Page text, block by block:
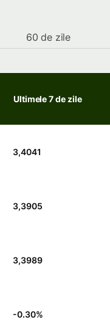
60 de zile
Ultimele 7 de zile
3,4041
3,3905
3,3989
-0.30%